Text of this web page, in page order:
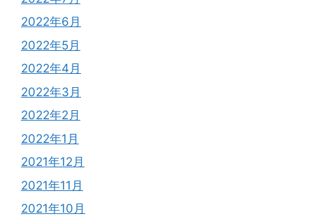
2022年6月
2022年5月
2022年4月
2022年3月
2022年2月
2022年1月
2021年12月
2021年11月
2021年10月